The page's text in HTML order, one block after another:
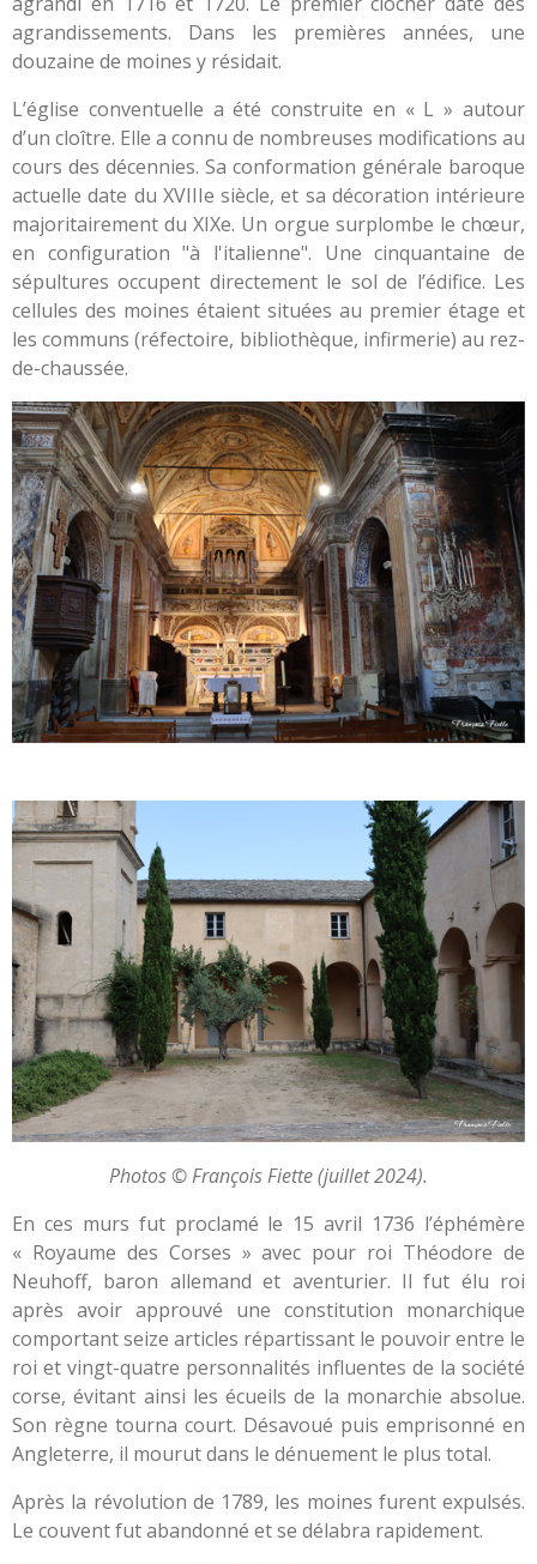
agrandissements. Dans les premières années, une
douzaine de moines y résidait.
L’église conventuelle a été construite en « L » autour
d’un cloître. Elle a connu de nombreuses modifications au
cours des décennies. Sa conformation générale baroque
actuelle date du XVIIIe siècle, et sa décoration intérieure
majoritairement du XIXe. Un orgue surplombe le chœur,
en configuration "à l'italienne". Une cinquantaine de
sépultures occupent directement le sol de l’édifice. Les
cellules des moines étaient situées au premier étage et
les communs (réfectoire, bibliothèque, infirmerie) au rez-
de-chaussée.
Photos © François Fiette (juillet 2024).
En ces murs fut proclamé le 15 avril 1736 l’éphémère
« Royaume des Corses » avec pour roi Théodore de
Neuhoff, baron allemand et aventurier. Il fut élu roi
après avoir approuvé une constitution monarchique
comportant seize articles répartissant le pouvoir entre le
roi et vingt-quatre personnalités influentes de la société
corse, évitant ainsi les écueils de la monarchie absolue.
Son règne tourna court. Désavoué puis emprisonné en
Angleterre, il mourut dans le dénuement le plus total.
Après la révolution de 1789, les moines furent expulsés.
Le couvent fut abandonné et se délabra rapidement.